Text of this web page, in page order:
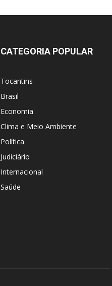
CATEGORIA POPULAR
Tocantins
Brasil
Economia
Clima e Meio Ambiente
Política
Judiciário
Internacional
Saúde